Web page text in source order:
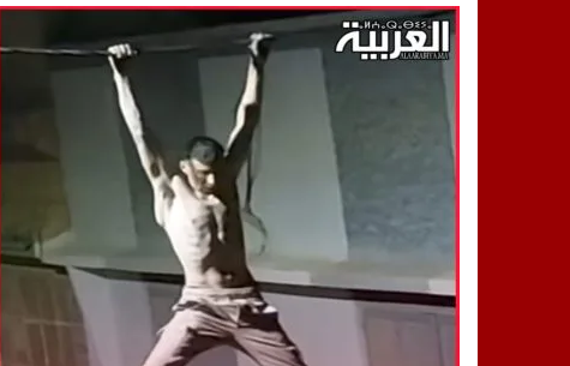
14:25“العربية.ما” تنشر أخبار تيفلت وأصداء
18:23
طاطا: “اعتداء” على حقوقي يشعل غضب
13:35
عقول الغد تصنع المستقبل: مسابقة “Robot Innov” بمراكش تؤسس لجيل الابتكار والتكنولوجيا